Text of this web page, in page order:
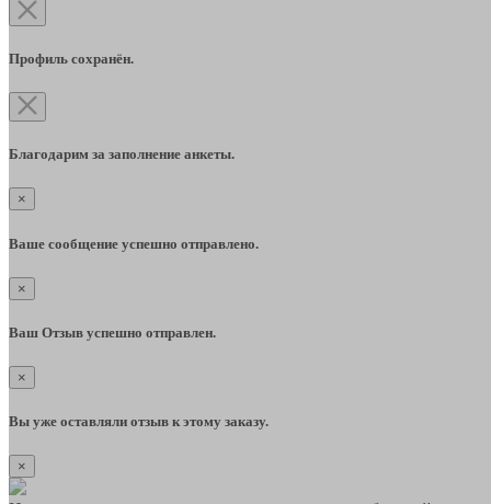
Профиль сохранён.
Благодарим за заполнение анкеты.
×
Ваше сообщение успешно отправлено.
×
Ваш Отзыв успешно отправлен.
×
Вы уже оставляли отзыв к этому заказу.
×